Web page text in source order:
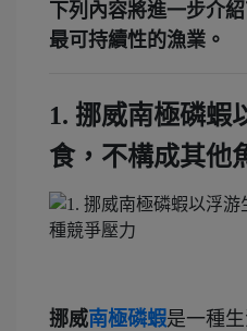
下列內容將進一步介
最可持續性的漁業。
1. 挪威南極磷蝦
食，不構成其他
挪威南極磷蝦是一種